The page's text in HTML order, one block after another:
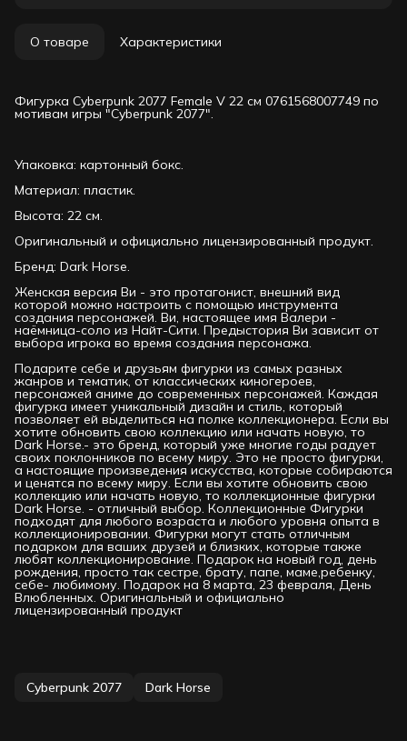
О товаре Характеристики
Фигурка Cyberpunk 2077 Female V 22 см 0761568007749 по
мотивам игры "Cyberpunk 2077".
Упаковка: картонный бокс.
Материал: пластик.
Высота: 22 см.
Оригинальный и официально лицензированный продукт.
Бренд: Dark Horse.
Женская версия Ви - это протагонист, внешний вид
которой можно настроить с помощью инструмента
создания персонажей. Ви, настоящее имя Валери -
наёмница-соло из Найт-Сити. Предыстория Ви зависит от
выбора игрока во время создания персонажа.
Подарите себе и друзьям фигурки из самых разных
жанров и тематик, от классических киногероев,
персонажей аниме до современных персонажей. Каждая
фигурка имеет уникальный дизайн и стиль, который
позволяет ей выделиться на полке коллекционера. Если вы
хотите обновить свою коллекцию или начать новую, то
Dark Horse.- это бренд, который уже многие годы радует
своих поклонников по всему миру. Это не просто фигурки,
а настоящие произведения искусства, которые собираются
и ценятся по всему миру. Если вы хотите обновить свою
коллекцию или начать новую, то коллекционные фигурки
Dark Horse. - отличный выбор. Коллекционные Фигурки
подходят для любого возраста и любого уровня опыта в
коллекционировании. Фигурки могут стать отличным
подарком для ваших друзей и близких, которые также
любят коллекционирование. Подарок на новый год, день
рождения, просто так сестре, брату, папе, маме,ребенку,
себе- любимому. Подарок на 8 марта, 23 февраля, День
Влюбленных. Оригинальный и официально
лицензированный продукт
Cyberpunk 2077 Dark Horse